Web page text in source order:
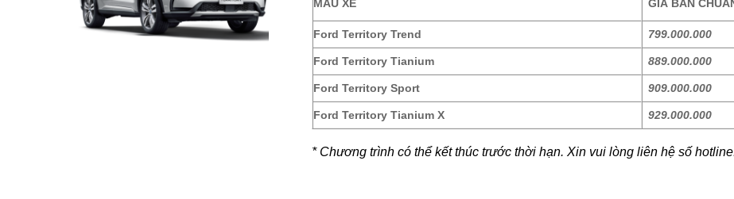
MẪU XE GIÁ BÁN
Ford Territory Trend 799.000.000
Ford Territory Tianium 889.000.000
Ford Territory Sport 909.000.000
Ford Territory Tianium X 929.000.000
* Chương trình có thể kết thúc trước thời hạn. Xin vui lòng liên hệ số